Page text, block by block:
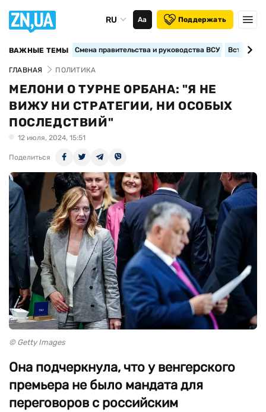
RU Аа Поддержать
ВАЖНЫЕ ТЕМЫ Смена правительства и руководства ВСУ
ГЛАВНАЯ ПОЛИТИКА
МЕЛОНИ О ТУРНЕ ОРБАНА: "Я НЕ
ВИЖУ НИ СТРАТЕГИИ, НИ ОСОБЫХ
ПОСЛЕДСТВИЙ"
12 июля, 2024, 15:51
Поделиться
© Getty Images
Она подчеркнула, что у венгерского
премьера не было мандата для
переговоров с российским